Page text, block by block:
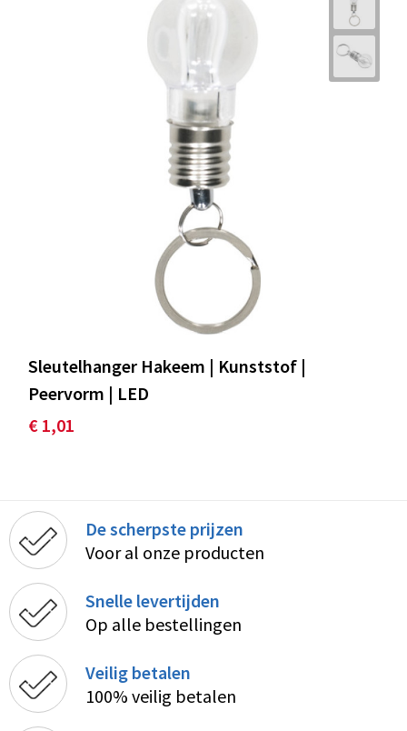
Sleutelhanger Hakeem | Kunststof |
Peervorm | LED
€ 1,01
De scherpste prijzen
Voor al onze producten
Snelle levertijden
Op alle bestellingen
Veilig betalen
100% veilig betalen